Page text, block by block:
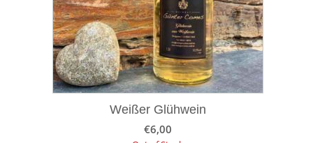
Weißer Glühwein
€6,00